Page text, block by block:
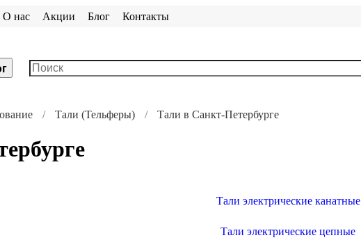
О нас Акции Блог Контакты
Тали (Тельферы) Тали в Санкт-Петербурге
Тали электрические канатные
Тали электрические цепные